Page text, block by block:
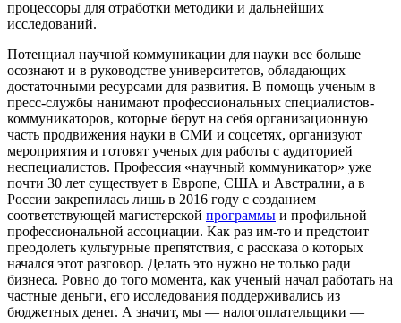
процессоры для отработки методики и дальнейших
исследований.
Потенциал научной коммуникации для науки все больше
осознают и в руководстве университетов, обладающих
достаточными ресурсами для развития. В помощь ученым в
пресс-службы нанимают профессиональных специалистов-
коммуникаторов, которые берут на себя организационную
часть продвижения науки в СМИ и соцсетях, организуют
мероприятия и готовят ученых для работы с аудиторией
неспециалистов. Профессия «научный коммуникатор» уже
почти 30 лет существует в Европе, США и Австралии, а в
России закрепилась лишь в 2016 году с созданием
соответствующей магистерской программы и профильной
профессиональной ассоциации. Как раз им-то и предстоит
преодолеть культурные препятствия, с рассказа о которых
начался этот разговор. Делать это нужно не только ради
бизнеса. Ровно до того момента, как ученый начал работать на
частные деньги, его исследования поддерживались из
бюджетных денег. А значит, мы — налогоплательщики —